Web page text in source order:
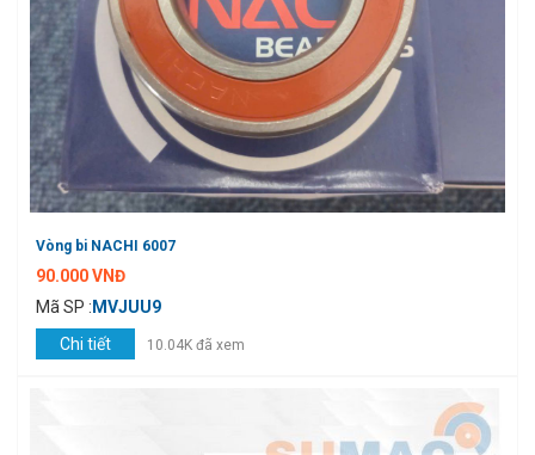
Vòng bi NACHI 6007
90.000 VNĐ
Mã SP : MVJUU9
Chi tiết
10.04K đã xem